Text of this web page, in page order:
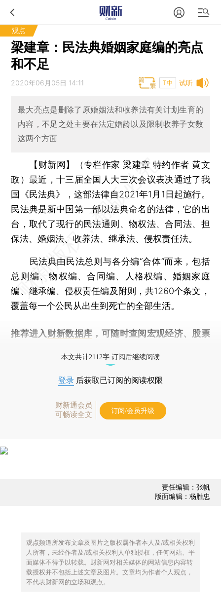
观点
梁建章：民法典婚姻家庭编的亮点
和不足
试听
2020年06月05日 14:11 T中
最大亮点是删除了原婚姻法和收养法有关计划生育的
内容，不足之处主要在法定婚龄以及限制收养子女数
这两个方面
【财新网】（专栏作家 梁建章 特约作者 黄文
政）最近，十三届全国人大三次会议表决通过了我
国《民法典》，这部法律自2021年1月1日起施行。
民法典是新中国第一部以法典命名的法律，它的出
台，取代了现行的民法通则、物权法、合同法、担
保法、婚姻法、收养法、继承法、侵权责任法。
民法典由民法总则与各分编“合体”而来，包括
总则编、物权编、合同编、人格权编、婚姻家庭
编、继承编、侵权责任编及附则，共1260个条文，
覆盖每一个公民从出生到死亡的全部生活。
推荐进入 财新数据库 ，可随时查阅宏观经济、股票
本文共计2112字 订阅后继续阅读
登录 后获取已订阅的阅读权限
财新通会员
可畅读全文
订阅/会员升级
责任编辑：张帆
版面编辑：杨胜忠
观点频道所发布文章及图片之版权属作者本人及/或相关权利
人所有，未经作者及/或相关权利人单独授权，任何网站、平
面媒体不得予以转载。财新网对相关媒体的网站信息内容转
载授权并不包括上述文章及图片。文章均为作者个人观点，
不代表财新网的立场和观点。